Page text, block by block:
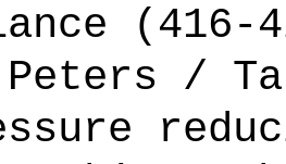
(416-
Peters /